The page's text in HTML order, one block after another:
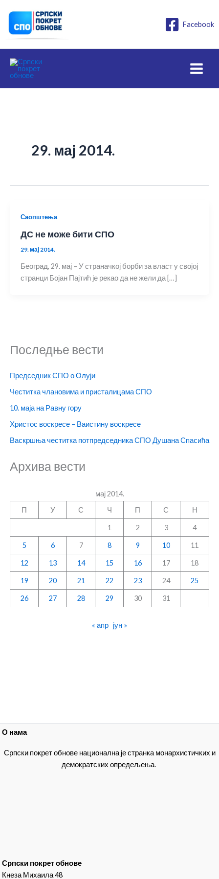
садржај
Facebook
29. мај 2014.
Саопштења
ДС не може бити СПО
29. мај 2014.
Београд, 29. мај – У страначкој борби за власт у својој
странци Бојан Пајтић је рекао да не жели да […]
Последње вести
Председник СПО о Олуји
Честитка члановима и присталицама СПО
10. маја на Равну гору
Христос воскресе – Ваистину воскресе
Васкршња честитка потпредседника СПО Душана Спасића
Архива вести
мај 2014.
П
У С Ч П С Н
1 2 3 4
5 6 7 8 9 10 11
12 13 14 15 16 17 18
19 20 21 22 23 24 25
26 27 28 29 30 31
« апр јун »
О нама
Српски покрет обнове национална је странка монархистичких и
демократских опредељења.
Српски покрет обнове
Кнеза Михаила 48